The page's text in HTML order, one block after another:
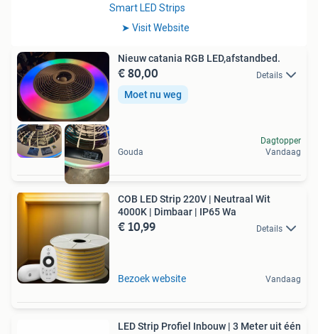
Nieuw catania RGB LED,afstandbed.
€ 80,00 Details
Moet nu weg
Gouda
Dagtopper
Vandaag
COB LED Strip 220V | Neutraal Wit
4000K | Dimbaar | IP65 Wa
€ 10,99 Details
Bezoek website Vandaag
LED Strip Profiel Inbouw | 3 Meter uit één